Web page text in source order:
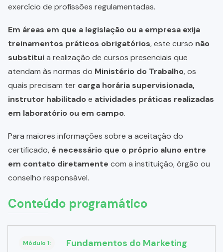
exercício de profissões regulamentadas.
Em áreas em que a legislação ou a empresa exija
treinamentos práticos obrigatórios, este curso não
substituia realização de cursos presenciais que
atendam às normas do Ministério do Trabalho, os
quais precisam ter carga horária supervisionada,
instrutor habilitadoe atividades práticas realizadas
em laboratório ou em campo.
Para maiores informações sobre a aceitação do
certificado, é necessário que o próprio aluno entre
em contato diretamente com a instituição, órgão ou
conselho responsável.
Conteúdo programático
Módulo 1: Fundamentos do Marketing